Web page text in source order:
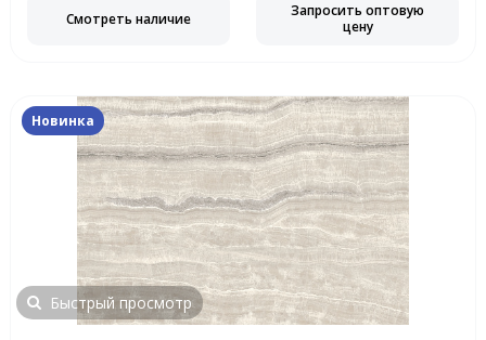
Смотреть наличие
Запросить оптовую
цену
Новинка
Быстрый просмотр